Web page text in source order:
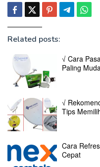
Related posts:
√ Cara
Paling
√
Tips
Cara
Cepat